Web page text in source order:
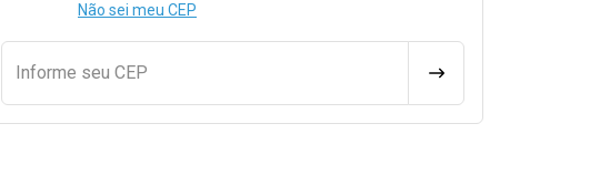
Não sei meu CEP
Informe seu CEP CALCULAR FRETE